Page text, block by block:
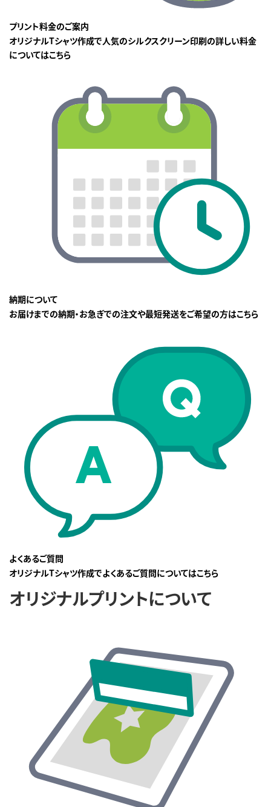
プリント料金のご案内
オリジナルTシャツ作成で人気のシルクスクリーン印刷の詳しい料金
についてはこちら
納期について
お届けまでの納期・お急ぎでの注文や最短発送をご希望の方はこちら
よくあるご質問
オリジナルTシャツ作成でよくあるご質問についてはこちら
オリジナルプリントについて